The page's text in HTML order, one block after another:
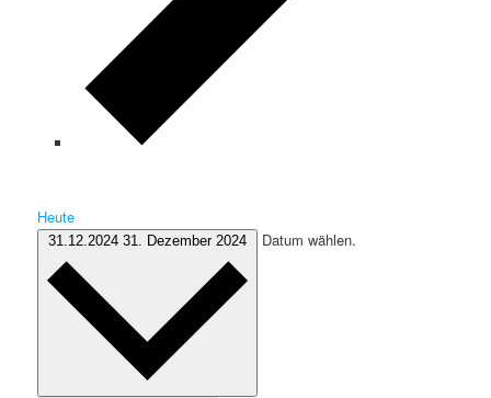
Heute
31.12.202431. Dezember 2024 Datum wählen.